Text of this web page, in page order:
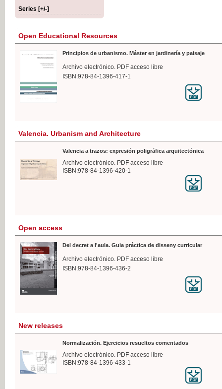
Series [+/-]
Open Educational Resources
Principios de urbanismo. Máster en jardinería y paisaje
Archivo electrónico. PDF acceso libre
ISBN:978-84-1396-417-1
Valencia. Urbanism and Architecture
Valencia a trazos: expresión poligráfica arquitectónica
Archivo electrónico. PDF acceso libre
ISBN:978-84-1396-420-1
Open access
Del decret a l'aula. Guia práctica de disseny curricular
Archivo electrónico. PDF acceso libre
ISBN:978-84-1396-436-2
New releases
Normalización. Ejercicios resueltos comentados
Archivo electrónico. PDF acceso libre
ISBN:978-84-1396-433-1